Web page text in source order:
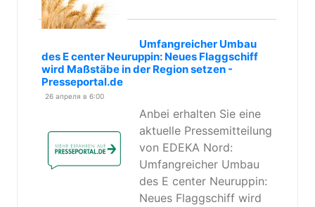
Umfangreicher Umbau
des E center Neuruppin: Neues Flaggschiff
wird Maßstäbe in der Region setzen -
Presseportal.de
26 апреля в 6:00
Anbei erhalten Sie eine
aktuelle Pressemitteilung
von EDEKA Nord:
Umfangreicher Umbau
des E center Neuruppin:
Neues Flaggschiff wird